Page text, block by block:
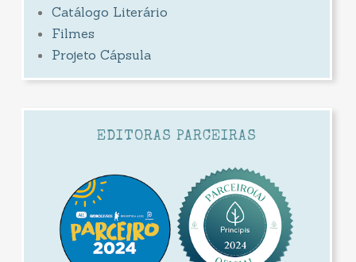
Catálogo Literário
Filmes
Projeto Cápsula
EDITORAS PARCEIRAS